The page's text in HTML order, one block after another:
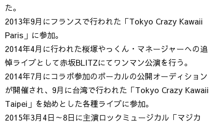
た。
2013年9月にフランスで行われた「Tokyo Crazy Kawaii
Paris」に参加。
2014年4月に行われた桜塚やっくん・マネージャーへの追
悼ライブとして赤坂BLITZにてワンマン公演を行う。
2014年7月にコラボ参加のボーカルの公開オーディション
が開催され、9月に台湾で行われた「Tokyo Crazy Kawaii
Taipei」を始めとした各種ライブに参加。
2015年3月4日～8日に主演ロックミュージカル「マジカ